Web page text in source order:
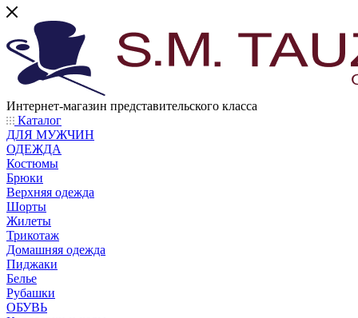
Интернет-магазин представительского класса
Каталог
ДЛЯ МУЖЧИН
ОДЕЖДА
Костюмы
Брюки
Верхняя одежда
Шорты
Жилеты
Трикотаж
Домашняя одежда
Пиджаки
Белье
Рубашки
ОБУВЬ